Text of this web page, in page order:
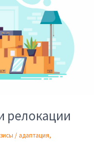
релокации
/ адаптация,